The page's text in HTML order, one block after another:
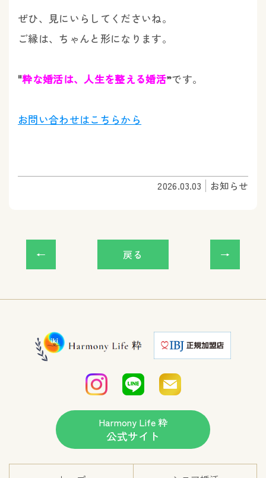
ぜひ、見にいらしてくださいね。
ご縁は、ちゃんと形になります。
"粋な婚活は、人生を整える婚活”です。
お問い合わせはこちらから
2026.03.03 お知らせ
戻る
Harmony Life 粋
公式サイト